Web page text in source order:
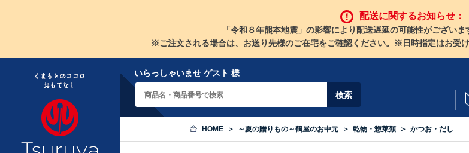
配送に関するお知らせ：
「令和８年熊本地震」の影響により配送遅延の可能性がございま
※ご注文される場合は、お送り先様のご在宅をご確認ください。※日時指定はお受
いらっしゃいませ ゲスト 様
HOME ～夏の贈りもの～鶴屋のお中元 乾物・惣菜類 かつお・だし